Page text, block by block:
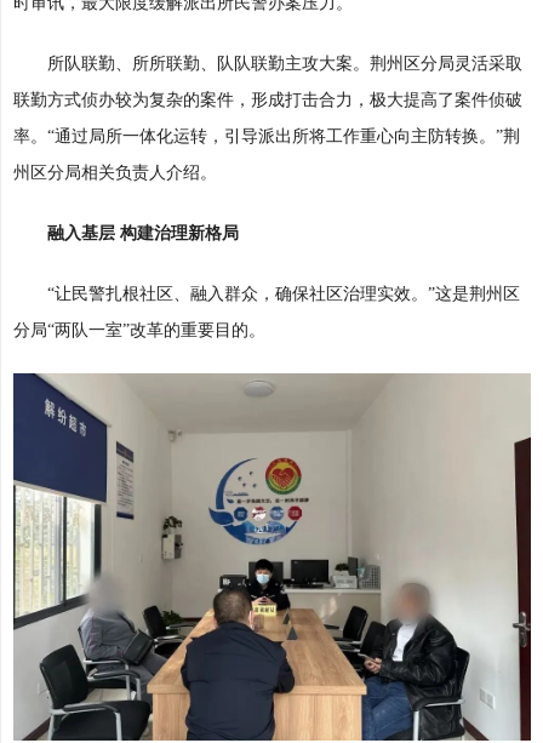
所队联勤、所所联勤、队队联勤主攻大案。荆州区分局灵活采取
联勤方式侦办较为复杂的案件，形成打击合力，极大提高了案件侦破
率。“通过局所一体化运转，引导派出所将工作重心向主防转换。”荆
州区分局相关负责人介绍。
融入基层 构建治理新格局
“让民警扎根社区、融入群众，确保社区治理实效。”这是荆州区
分局“两队一室”改革的重要目的。